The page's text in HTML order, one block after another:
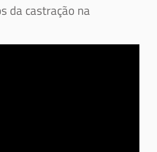
da castração na